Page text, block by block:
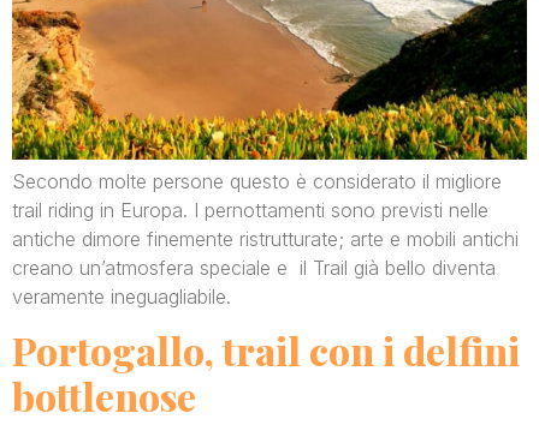
Secondo molte persone questo è considerato il migliore
trail riding in Europa. I pernottamenti sono previsti nelle
antiche dimore finemente ristrutturate; arte e mobili antichi
creano un’atmosfera speciale e il Trail già bello diventa
veramente ineguagliabile.
Portogallo, trail con i delfini
bottlenose